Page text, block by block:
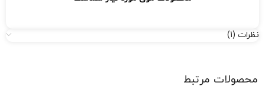
نظرات (1)
محصولات مرتبط